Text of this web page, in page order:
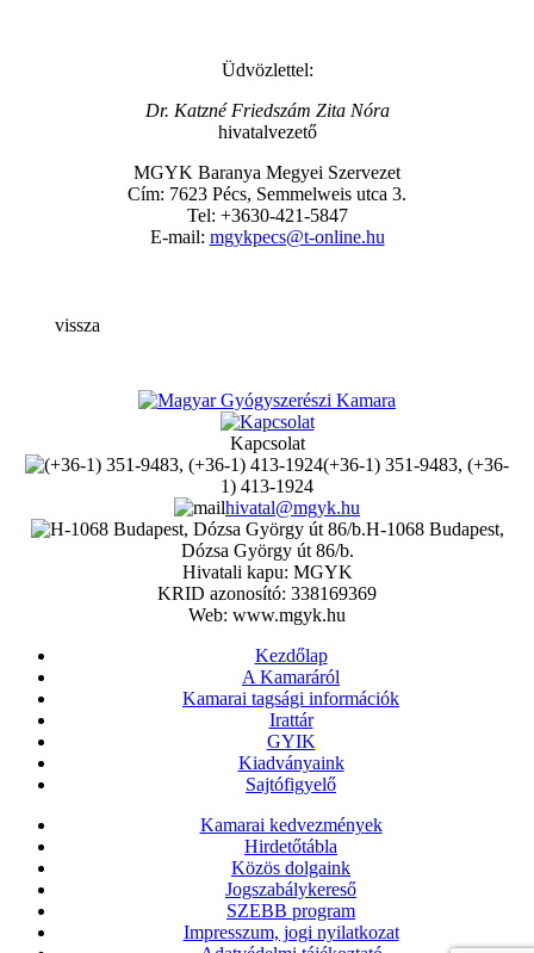
Üdvözlettel:
Dr. Katzné Friedszám Zita Nóra
hivatalvezető
MGYK Baranya Megyei Szervezet
Cím: 7623 Pécs, Semmelweis utca 3.
Tel: +3630-421-5847
E-mail: mgykpecs@t-online.hu
vissza
Kapcsolat
(+36-1) 351-9483, (+36-
1) 413-1924
hivatal@mgyk.hu
H-1068 Budapest,
Dózsa György út 86/b.
Hivatali kapu: MGYK
KRID azonosító: 338169369
Web: www.mgyk.hu
Kezdőlap
A Kamaráról
Kamarai tagsági információk
Irattár
GYIK
Kiadványaink
Sajtófigyelő
Kamarai kedvezmények
Hirdetőtábla
Közös dolgaink
Jogszabálykereső
SZEBB program
Impresszum, jogi nyilatkozat